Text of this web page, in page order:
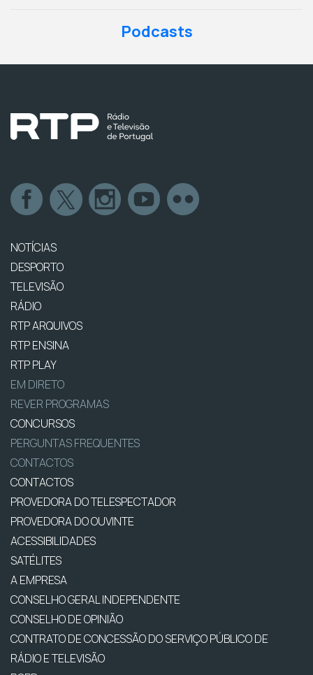
Podcasts
NOTÍCIAS
DESPORTO
TELEVISÃO
RÁDIO
RTP ARQUIVOS
RTP ENSINA
RTP PLAY
EM DIRETO
REVER PROGRAMAS
CONCURSOS
PERGUNTAS FREQUENTES
CONTACTOS
CONTACTOS
PROVEDORA DO TELESPECTADOR
PROVEDORA DO OUVINTE
ACESSIBILIDADES
SATÉLITES
A EMPRESA
CONSELHO GERAL INDEPENDENTE
CONSELHO DE OPINIÃO
CONTRATO DE CONCESSÃO DO SERVIÇO PÚBLICO DE
RÁDIO E TELEVISÃO